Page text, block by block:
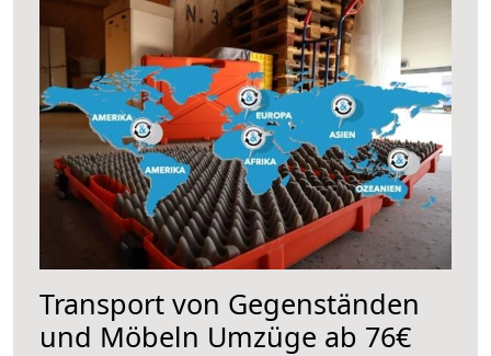
Transport von Gegenständen
und Möbeln Umzüge ab 76€